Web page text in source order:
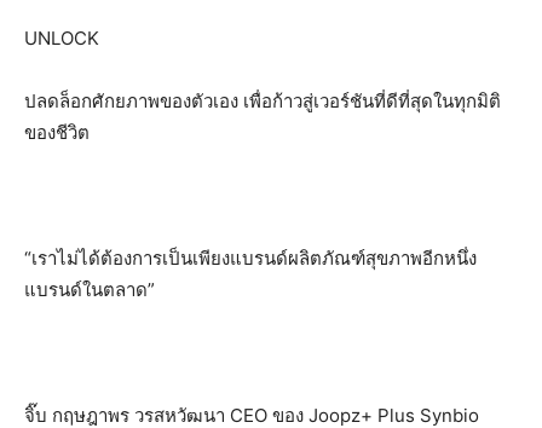
UNLOCK
ปลดล็อกศักยภาพของตัวเอง เพื่อก้าวสู่เวอร์ชันที่ดีที่สุดในทุกมิติ
ของชีวิต
“เราไม่ได้ต้องการเป็นเพียงแบรนด์ผลิตภัณฑ์สุขภาพอีกหนึ่ง
แบรนด์ในตลาด”
จิ๊บ กฤษฎาพร วรสหวัฒนา CEO ของ Joopz+ Plus Synbio